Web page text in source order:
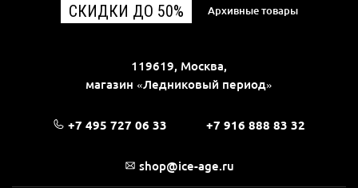
СКИДКИ ДО 50% Архивные товары
119619, Москва,
магазин «Ледниковый период»
+7 495 727 06 33 +7 916 888 83 32
shop@ice-age.ru